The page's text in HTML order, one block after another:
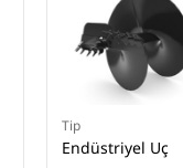
Tip
Endüstriyel Uç